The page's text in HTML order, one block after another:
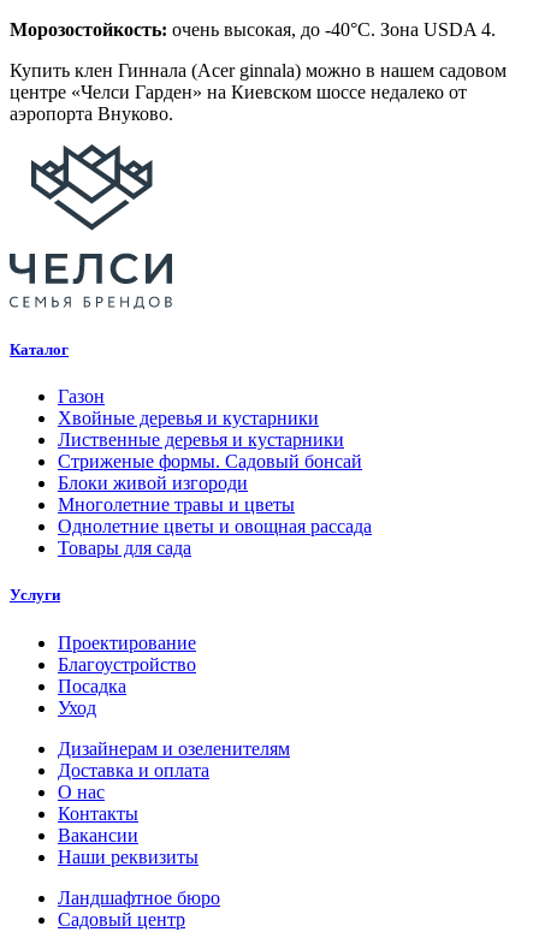
Морозостойкость: очень высокая, до -40°C. Зона USDA 4.
Купить клен Гиннала (Acer ginnala) можно в нашем садовом
центре «Челси Гарден» на Киевском шоссе недалеко от
аэропорта Внуково.
Каталог
Газон
Хвойные деревья и кустарники
Лиственные деревья и кустарники
Стриженые формы. Садовый бонсай
Блоки живой изгороди
Многолетние травы и цветы
Однолетние цветы и овощная рассада
Товары для сада
Услуги
Проектирование
Благоустройство
Посадка
Уход
Дизайнерам и озеленителям
Доставка и оплата
О нас
Контакты
Вакансии
Наши реквизиты
Ландшафтное бюро
Садовый центр